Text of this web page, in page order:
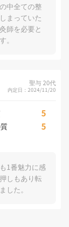
中全ての整
まっていた
師を必要と
。
聖与 20代
内定日：2024/11/20
5
5
1番魅力に感
しもあり転
した。